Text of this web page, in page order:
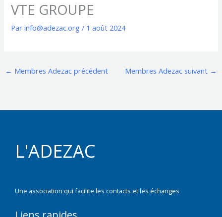
VTE GROUPE
Parinfo@adezac.org/ 1 août 2024
← Membres Adezac précédent Membres Adezac suivant →
L'ADEZAC
Une association qui facilite les contacts et les échanges